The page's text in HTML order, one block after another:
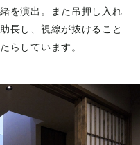
を演出。また吊押し入れ
長し、視線が抜けること
らしています。